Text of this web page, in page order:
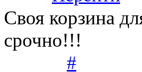
Своя корзина
срочно!!!
#